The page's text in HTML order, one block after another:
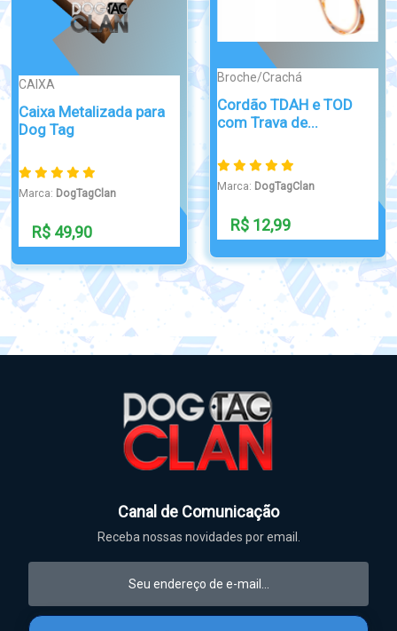
Broche/Crachá
Cordão TDAH e TOD
com Trava de...
Marca: DogTagClan
R$ 12,99
Broche/Crachá
Cartão Avaliação
Google com ...
Marca:DogTagClan
R$ 47,90
Canal de Comunicação
Receba nossas novidades por email.